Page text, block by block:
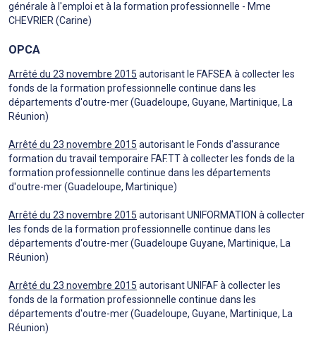
générale à l'emploi et à la formation professionnelle - Mme
CHEVRIER (Carine)
OPCA
Arrêté du 23 novembre 2015 autorisant le FAFSEA à collecter les
fonds de la formation professionnelle continue dans les
départements d'outre-mer (Guadeloupe, Guyane, Martinique, La
Réunion)
Arrêté du 23 novembre 2015 autorisant le Fonds d'assurance
formation du travail temporaire FAF.TT à collecter les fonds de la
formation professionnelle continue dans les départements
d'outre-mer (Guadeloupe, Martinique)
Arrêté du 23 novembre 2015 autorisant UNIFORMATION à collecter
les fonds de la formation professionnelle continue dans les
départements d'outre-mer (Guadeloupe Guyane, Martinique, La
Réunion)
Arrêté du 23 novembre 2015 autorisant UNIFAF à collecter les
fonds de la formation professionnelle continue dans les
départements d'outre-mer (Guadeloupe, Guyane, Martinique, La
Réunion)